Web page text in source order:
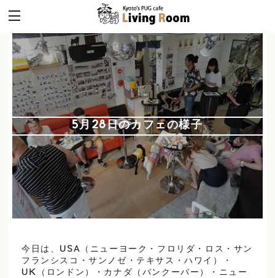
5月28日のカフェの様子
今日は、USA（ニューヨーク・フロリダ・ロス・サン
フランシスコ・サンノゼ・テキサス・ハワイ）・
UK（ロンドン）・カナダ（バンクーバー）・ニュー